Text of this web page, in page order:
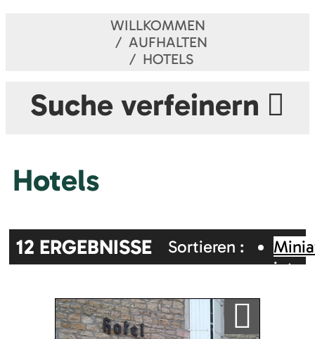
WILLKOMMEN
AUFHALTEN
HOTELS
Suche verfeinern
Hotels
12 ERGEBNISSE
Sortieren :
Ajouter a ma sélection